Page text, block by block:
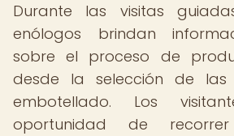
Durante las visitas
enólogos brindan
sobre el proceso de
desde la selección de
embotellado. Los
oportunidad de